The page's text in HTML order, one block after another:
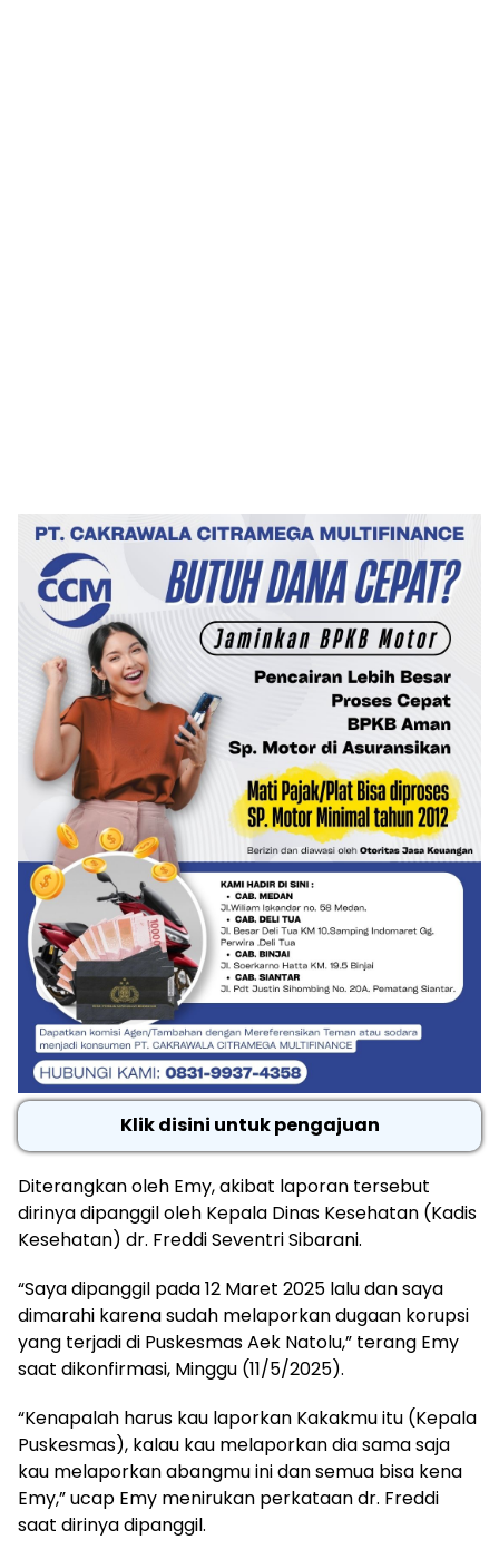
Klik disini untuk pengajuan
Diterangkan oleh Emy, akibat laporan tersebut
dirinya dipanggil oleh Kepala Dinas Kesehatan (Kadis
Kesehatan) dr. Freddi Seventri Sibarani.
“Saya dipanggil pada 12 Maret 2025 lalu dan saya
dimarahi karena sudah melaporkan dugaan korupsi
yang terjadi di Puskesmas Aek Natolu,” terang Emy
saat dikonfirmasi, Minggu (11/5/2025).
“Kenapalah harus kau laporkan Kakakmu itu (Kepala
Puskesmas), kalau kau melaporkan dia sama saja
kau melaporkan abangmu ini dan semua bisa kena
Emy,” ucap Emy menirukan perkataan dr. Freddi
saat dirinya dipanggil.